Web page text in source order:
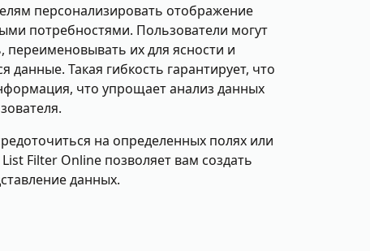
персонализировать отображение
потребностями. Пользователи могут
переименовывать их для ясности и
Такая гибкость гарантирует, что
что упрощает анализ данных
на определенных полях или
Filter Online позволяет вам создать
данных.